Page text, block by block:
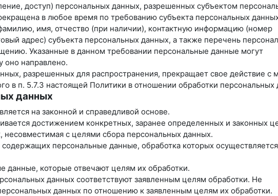
доступ) персональных данных, разрешенных субъектом
в любое время по требованию субъекта персональных
имя, отчество (при наличии), контактную информацию (номер
адрес) субъекта персональных данных, а также перечень
Указанные в данном требовании персональные данные могут
оно направлено.
разрешенных для распространения, прекращает свое действие с
в п. 5.7.3 настоящей Политики в отношении обработки персональных
данных
на законной и справедливой основе.
достижением конкретных, заранее определенных и законных
несовместимая с целями сбора персональных данных.
персональные данные, обработка которых
данные, которые отвечают целям их обработки.
данных соответствуют заявленным целям обработки. Не
данных по отношению к заявленным целям их обработки.